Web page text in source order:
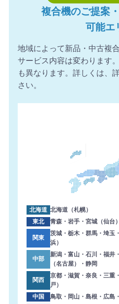
複合機のご提案
可能エ
地域によって新品・中古複
サービス内容は変わります
も異なります。詳しくは、
さい。
北海道 北海道（札幌）
東北
青森・岩手・宮城（仙台
関東
茨城・栃木・群馬・埼玉
浜）
中部
新潟・富山・石川・福井
（名古屋）・静岡
関西
京都・滋賀・奈良・三重
戸）
中国
鳥取・岡山・島根・広島